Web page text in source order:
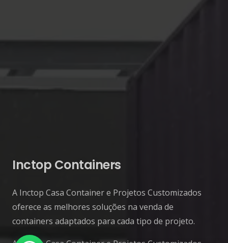
Inctop Containers
A Inctop Casa Container e Projetos Customizados
oferece as melhores soluções na venda de
containers adaptados para cada tipo de projeto.